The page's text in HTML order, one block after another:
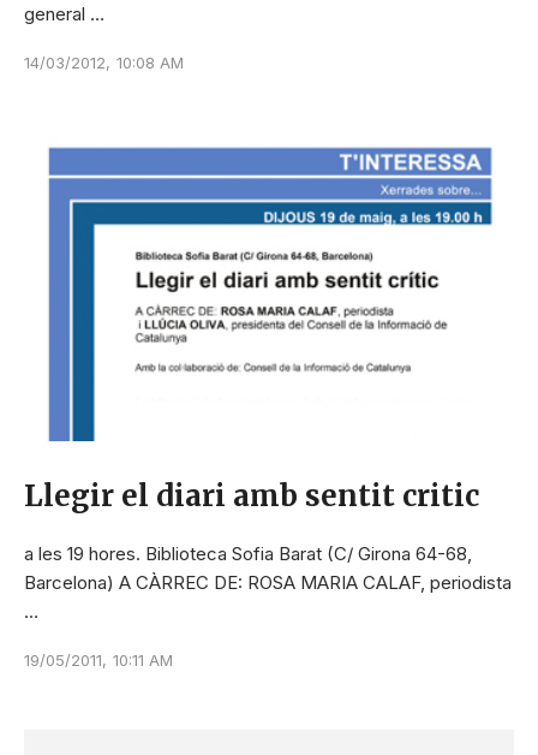
general …
14/03/2012, 10:08 AM
Llegir el diari amb sentit critic
a les 19 hores. Biblioteca Sofia Barat (C/ Girona 64-68,
Barcelona) A CÀRREC DE: ROSA MARIA CALAF, periodista
…
19/05/2011, 10:11 AM